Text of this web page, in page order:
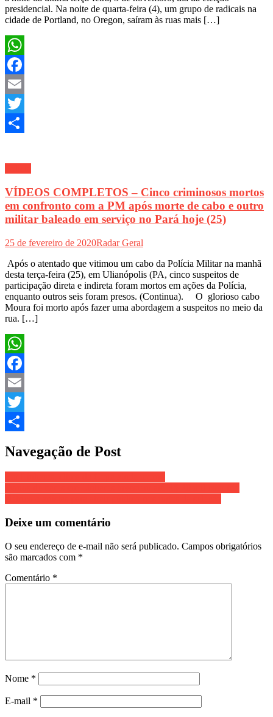
presidencial. Na noite de quarta-feira (4), um grupo de radicais na
cidade de Portland, no Oregon, saíram às ruas mais […]
WhatsApp
Facebook
Email
Twitter
VÍDEOS COMPLETOS – Cinco criminosos mortos
em confronto com a PM após morte de cabo e outro
militar baleado em serviço no Pará hoje (25)
25 de fevereiro de 2020Radar Geral
Após o atentado que vitimou um cabo da Polícia Militar na manhã
desta terça-feira (25), em Ulianópolis (PA, cinco suspeitos de
participação direta e indireta foram mortos em ações da Polícia,
enquanto outros seis foram presos. (Continua). O glorioso cabo
Moura foi morto após fazer uma abordagem a suspeitos no meio da
rua. […]
WhatsApp
Facebook
Email
Twitter
Navegação de Post
Deixe um comentário
O seu endereço de e-mail não será publicado. Campos obrigatórios
são marcados com *
Comentário *
Nome *
E-mail *